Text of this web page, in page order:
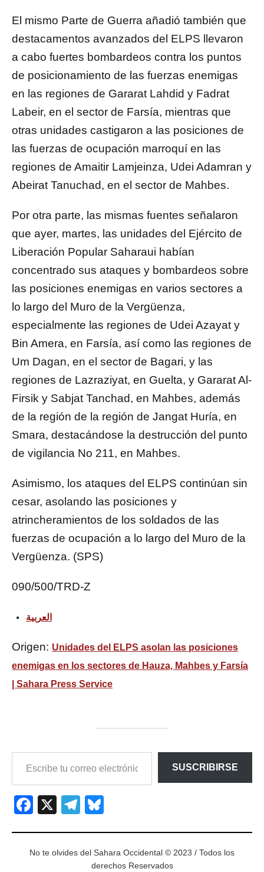
El mismo Parte de Guerra añadió también que
destacamentos avanzados del ELPS llevaron
a cabo fuertes bombardeos contra los puntos
de posicionamiento de las fuerzas enemigas
en las regiones de Gararat Lahdid y Fadrat
Labeir, en el sector de Farsía, mientras que
otras unidades castigaron a las posiciones de
las fuerzas de ocupación marroquí en las
regiones de Amaitir Lamjeinza, Udei Adamran y
Abeirat Tanuchad, en el sector de Mahbes.
Por otra parte, las mismas fuentes señalaron
que ayer, martes, las unidades del Ejército de
Liberación Popular Saharaui habían
concentrado sus ataques y bombardeos sobre
las posiciones enemigas en varios sectores a
lo largo del Muro de la Vergüenza,
especialmente las regiones de Udei Azayat y
Bin Amera, en Farsía, así como las regiones de
Um Dagan, en el sector de Bagari, y las
regiones de Lazraziyat, en Guelta, y Gararat Al-
Firsik y Sabjat Tanchad, en Mahbes, además
de la región de la región de Jangat Huría, en
Smara, destacándose la destrucción del punto
de vigilancia No 211, en Mahbes.
Asimismo, los ataques del ELPS continúan sin
cesar, asolando las posiciones y
atrincheramientos de los soldados de las
fuerzas de ocupación a lo largo del Muro de la
Vergüenza. (SPS)
090/500/TRD-Z
العربية
Origen: Unidades del ELPS asolan las posiciones
enemigas en los sectores de Hauza, Mahbes y Farsía
| Sahara Press Service
SUSCRIBIRSE
Facebook
X Telegram
No te olvides del Sahara Occidental © 2023 / Todos los
derechos Reservados